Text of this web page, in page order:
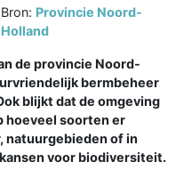
Bron: Provincie Noord-
Holland
de provincie Noord-
bermbeheer
blijkt dat de omgeving
hoeveel soorten er
natuurgebieden of in
voor biodiversiteit.